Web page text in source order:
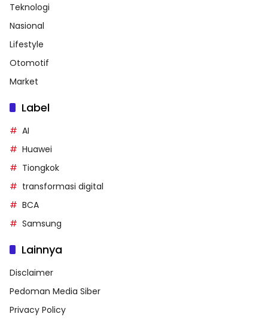
Teknologi
Nasional
Lifestyle
Otomotif
Market
Label
AI
Huawei
Tiongkok
transformasi digital
BCA
Samsung
Lainnya
Disclaimer
Pedoman Media Siber
Privacy Policy